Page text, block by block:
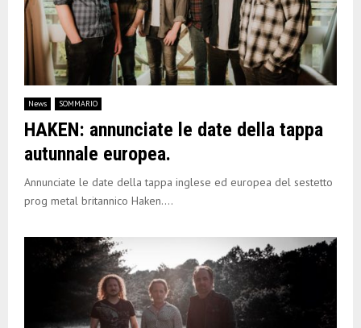
News SOMMARIO
HAKEN: annunciate le date della tappa
autunnale europea.
Annunciate le date della tappa inglese ed europea del sestetto
prog metal britannico Haken....